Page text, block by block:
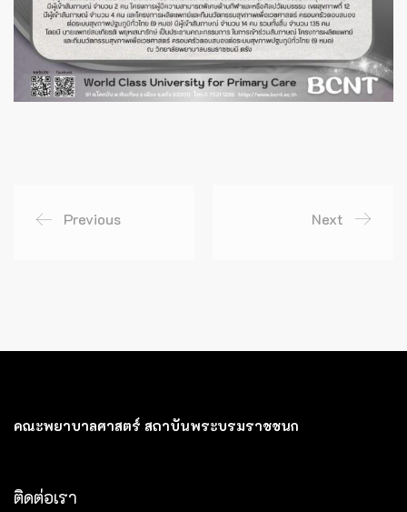
Previous Next
คณะพยาบาลศาสตร์ สถาบันพระบรมราชชนก
ติดต่อเรา